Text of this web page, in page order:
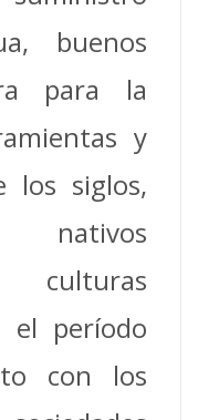
buenos
para la
y
los siglos,
nativos
el período
con los